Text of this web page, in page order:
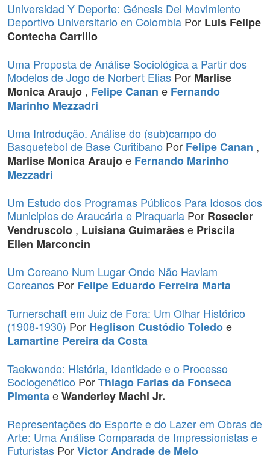
Universidad Y Deporte: Génesis Del Movimiento
Deportivo Universitario en Colombia Por Luis Felipe
Contecha Carrillo
Uma Proposta de Análise Sociológica a Partir dos
Modelos de Jogo de Norbert Elias Por Marlise
Monica Araujo , Felipe Canan e Fernando
Marinho Mezzadri
Uma Introdução. Análise do (sub)campo do
Basquetebol de Base Curitibano Por Felipe Canan ,
Marlise Monica Araujoe Fernando Marinho
Mezzadri
Um Estudo dos Programas Públicos Para Idosos dos
Municipios de Araucária e Piraquaria Por Rosecler
Vendruscolo , Luisiana Guimarãese Priscila
Ellen Marconcin
Um Coreano Num Lugar Onde Não Haviam
Coreanos Por Felipe Eduardo Ferreira Marta
Turnerschaft em Juiz de Fora: Um Olhar Histórico
(1908-1930) Por Heglison Custódio Toledoe
Lamartine Pereira da Costa
Taekwondo: História, Identidade e o Processo
Sociogenético PorThiago Farias da Fonseca
PimentaeWanderley Machi Jr.
Representações do Esporte e do Lazer em Obras de
Arte: Uma Análise Comparada de Impressionistas e
Futuristas PorVictor Andrade de Melo